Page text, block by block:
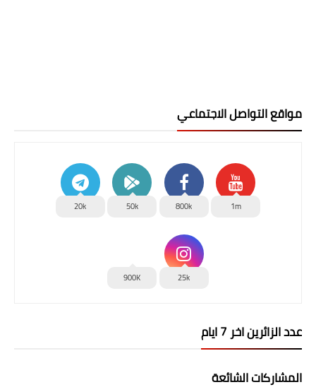
مواقع التواصل الاجتماعي
1m
800k
50k
20k
25k
900K
عدد الزائرين اخر 7 ايام
المشاركات الشائعة